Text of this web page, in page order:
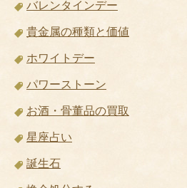
バレンタインデー
貴金属の種類と価値
ホワイトデー
パワーストーン
お酒・骨董品の買取
星座占い
誕生石